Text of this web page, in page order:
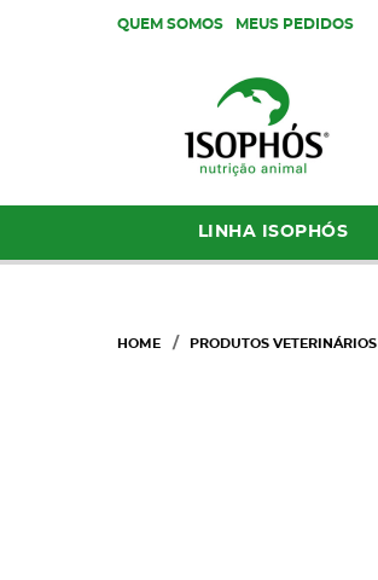
QUEM SOMOS MEUS PEDIDOS
LINHA ISOPHÓS
HOME PRODUTOS VETERINÁRIOS